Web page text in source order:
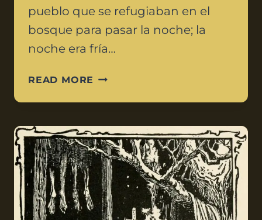
pueblo que se refugiaban en el
bosque para pasar la noche; la
noche era fría…
READ MORE